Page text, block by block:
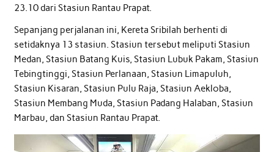
23.10 dari Stasiun Rantau Prapat.
Sepanjang perjalanan ini, Kereta Sribilah berhenti di
setidaknya 13 stasiun. Stasiun tersebut meliputi Stasiun
Medan, Stasiun Batang Kuis, Stasiun Lubuk Pakam, Stasiun
Tebingtinggi, Stasiun Perlanaan, Stasiun Limapuluh,
Stasiun Kisaran, Stasiun Pulu Raja, Stasiun Aekloba,
Stasiun Membang Muda, Stasiun Padang Halaban, Stasiun
Marbau, dan Stasiun Rantau Prapat.